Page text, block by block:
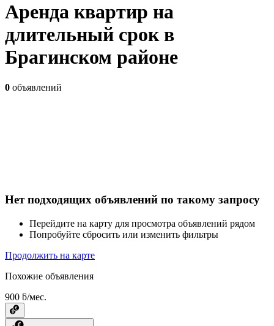
Аренда квартир на
длительный срок в
Брагинском районе
0 объявлений
Нет подходящих объявлений по такому запросу
Перейдите на карту для просмотра объявлений рядом
Попробуйте сбросить или изменить фильтры
Продолжить на карте
Похожие объявления
900 ƃ/мес.